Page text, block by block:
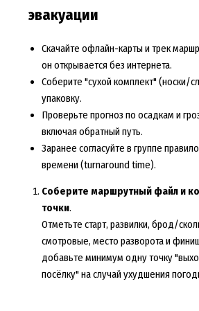
эвакуации
Скачайте офлайн-карты и трек
он открывается без интернета.
Соберите "сухой комплект" (носки/
упаковку.
Проверьте прогноз по осадкам и
включая обратный путь.
Заранее согласуйте в группе
времени (turnaround time).
Соберите маршрутный файл и
точки.
Отметьте старт, развилки, брод/
смотровые, место разворота и
добавьте минимум одну точку
посёлку" на случай ухудшения